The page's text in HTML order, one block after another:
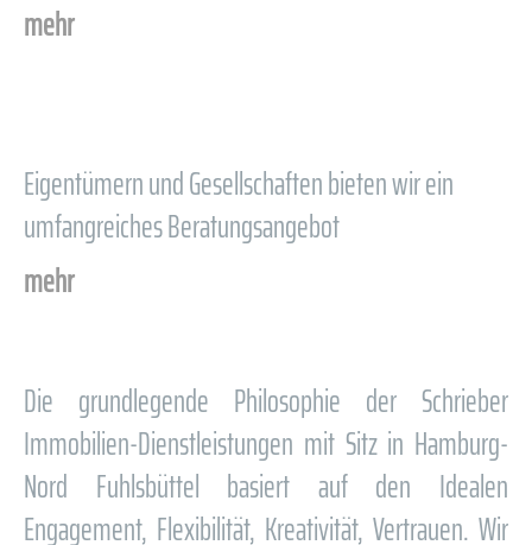
mehr
Eigentümern und Gesellschaften bieten wir ein
umfangreiches Beratungsangebot
mehr
Die grundlegende Philosophie der Schrieber
Immobilien-Dienstleistungen mit Sitz in Hamburg-
Nord Fuhlsbüttel basiert auf den Idealen
Engagement, Flexibilität, Kreativität, Vertrauen. Wir